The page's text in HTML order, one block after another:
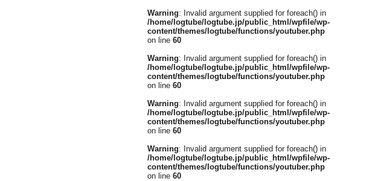
Warning: Invalid argument supplied for foreach() in
/home/logtube/logtube.jp/public_html/wpfile/wp-
content/themes/logtube/functions/youtuber.php
on line 60
Warning: Invalid argument supplied for foreach() in
/home/logtube/logtube.jp/public_html/wpfile/wp-
content/themes/logtube/functions/youtuber.php
on line 60
Warning: Invalid argument supplied for foreach() in
/home/logtube/logtube.jp/public_html/wpfile/wp-
content/themes/logtube/functions/youtuber.php
on line 60
Warning: Invalid argument supplied for foreach() in
/home/logtube/logtube.jp/public_html/wpfile/wp-
content/themes/logtube/functions/youtuber.php
on line 60